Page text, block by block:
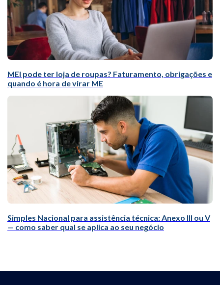
MEI pode ter loja de roupas? Faturamento, obrigações e
quando é hora de virar ME
Simples Nacional para assistência técnica: Anexo III ou V
— como saber qual se aplica ao seu negócio